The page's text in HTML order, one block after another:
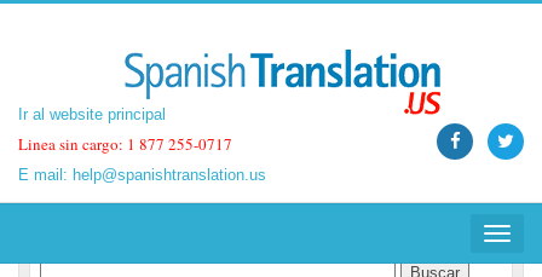
Ir al website principal
Linea sin cargo: 1 877 255-0717
E mail: help@spanishtranslation.us
Toggle
Ir al website principal
Linea sin cargo: 1 877 255-0717
E mail: help@spanishtranslation.us
Toggle
Spanish Translation Blog